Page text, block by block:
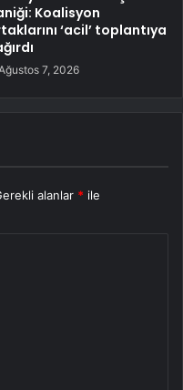
Koalisyon
‘acil’ toplantıya
7, 2026
alanlar * ile